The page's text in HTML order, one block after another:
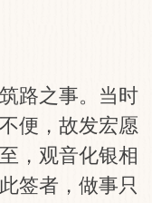
路之事。当时
便，故发宏愿
，观音化银相
签者，做事只